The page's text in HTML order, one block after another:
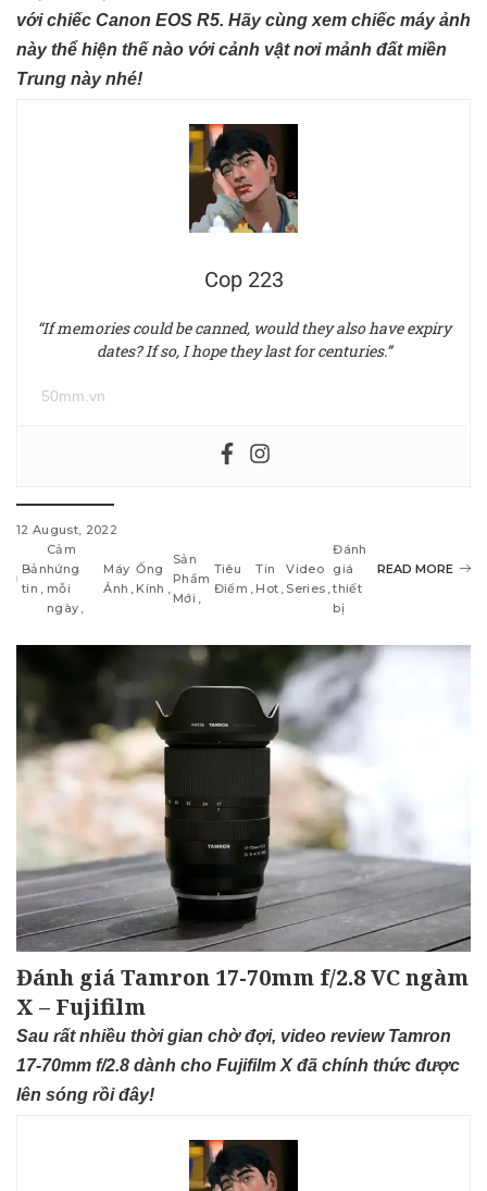
với chiếc Canon EOS R5. Hãy cùng xem chiếc máy ảnh
này thể hiện thế nào với cảnh vật nơi mảnh đất miền
Trung này nhé!
Cop 223
“If memories could be canned, would they also have expiry
dates? If so, I hope they last for centuries.”
50mm.vn
12 August, 2022
Bản
tin
Cảm
hứng
mỗi
ngày
Máy
Ảnh
Ống
Kính
Sản
Phẩm
Mới
Tiêu
Điểm
Tin
Hot
Video
Series
Đánh
giá
thiết
bị
READ MORE
Đánh giá Tamron 17-70mm f/2.8 VC ngàm
X – Fujifilm
Sau rất nhiều thời gian chờ đợi, video review Tamron
17-70mm f/2.8 dành cho Fujifilm X đã chính thức được
lên sóng rồi đây!